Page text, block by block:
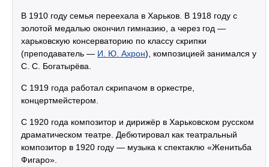
В 1910 году семья переехала в Харьков. В 1918 году с
золотой медалью окончил гимназию, а через год —
харьковскую консерваторию по классу скрипки
(преподаватель — И. Ю. Ахрон), композицией занимался у
С. С. Богатырёва.
С 1919 года работал скрипачом в оркестре,
концертмейстером.
С 1920 года композитор и дирижёр в Харьковском русском
драматическом театре. Дебютировал как театральный
композитор в 1920 году — музыка к спектаклю «Женитьба
Фигаро».